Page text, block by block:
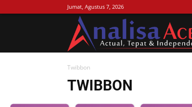
Jumat, Agustus 7, 2026
Twibbon
TWIBBON